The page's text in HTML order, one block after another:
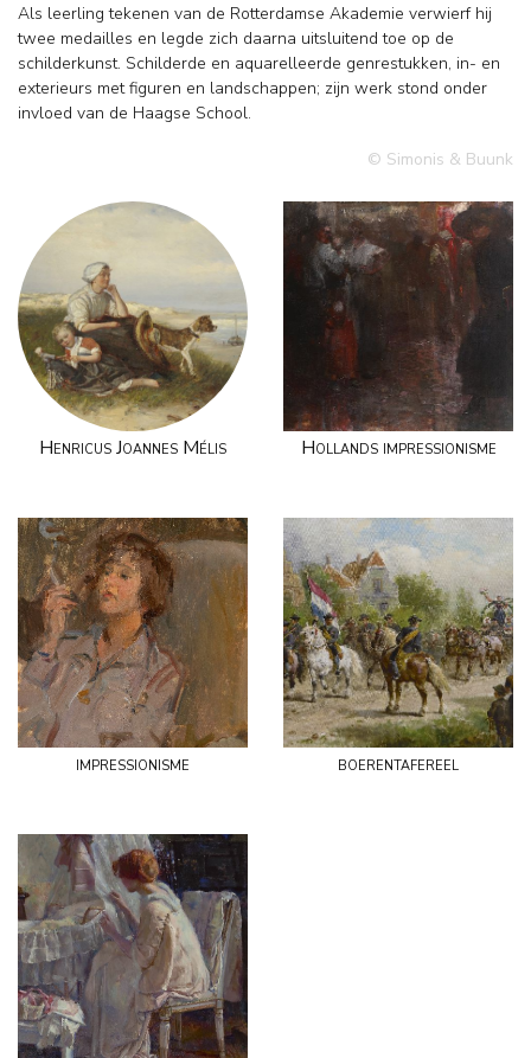
Als leerling tekenen van de Rotterdamse Akademie verwierf hij
twee medailles en legde zich daarna uitsluitend toe op de
schilderkunst. Schilderde en aquarelleerde genrestukken, in- en
exterieurs met figuren en landschappen; zijn werk stond onder
invloed van de Haagse School.
© Simonis & Buunk
Henricus Joannes Mélis Hollands impressionisme
impressionisme boerentafereel